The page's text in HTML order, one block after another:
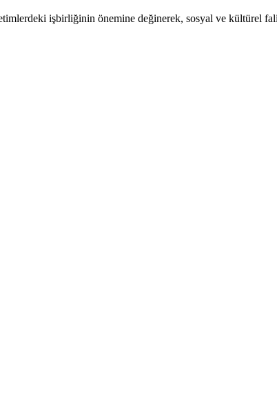
işbirliğinin önemine değinerek, sosyal ve kültürel